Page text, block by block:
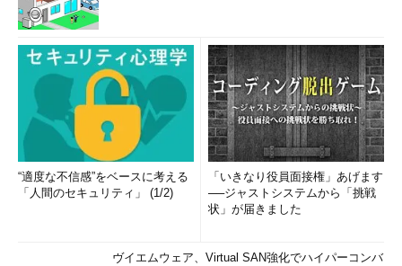
“適度な不信感”をベースに考える
「人間のセキュリティ」 (1/2)
「いきなり役員面接権」あげます
──ジャストシステムから「挑戦
状」が届きました
ヴイエムウェア、Virtual SAN強化でハイパーコンバ